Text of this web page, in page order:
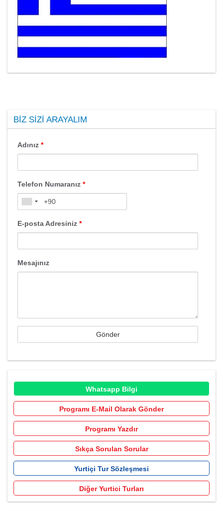
BIZ SIZI ARAYALIM
Adınız *
Telefon Numaranız *
E-posta Adresiniz *
Mesajınız
Whatsapp Bilgi
Programı E-Mail Olarak Gönder
Programı Yazdır
Sıkça Sorulan Sorular
Yurtiçi Tur Sözleşmesi
Diğer Yurtici Turları